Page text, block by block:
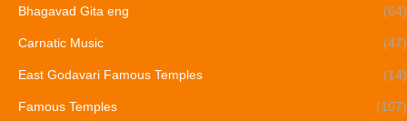
Bhagavad Gita eng (64)
Carnatic Music (47)
East Godavari Famous Temples (14)
Famous Temples (107)